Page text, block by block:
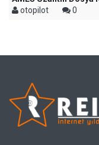
otopilot
0